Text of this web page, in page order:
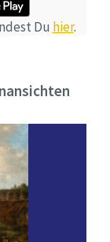
Du hier.